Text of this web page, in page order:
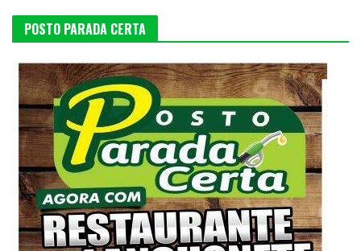
POSTO PARADA CERTA